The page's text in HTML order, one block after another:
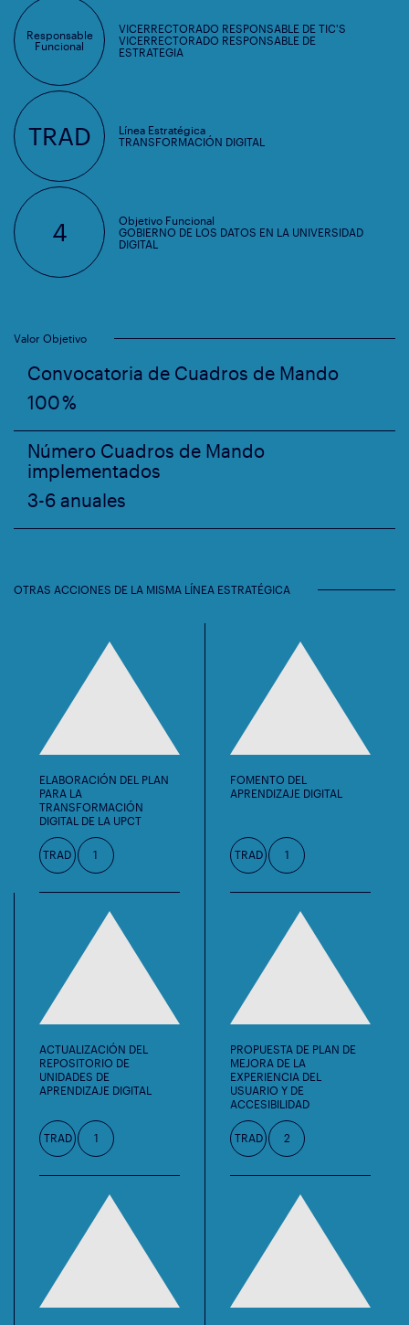
Responsable
Funcional
VICERRECTORADO RESPONSABLE DE TIC'S
VICERRECTORADO RESPONSABLE DE
ESTRATEGIA
TRAD
Línea Estratégica
TRANSFORMACIÓN DIGITAL
4
Objetivo Funcional
GOBIERNO DE LOS DATOS EN LA UNIVERSIDAD
DIGITAL
Valor Objetivo
Convocatoria de Cuadros de Mando
100 %
Número Cuadros de Mando
implementados
3-6 anuales
OTRAS ACCIONES DE LA MISMA LÍNEA ESTRATÉGICA
ELABORACIÓN DEL PLAN
PARA LA
TRANSFORMACIÓN
DIGITAL DE LA UPCT
TRAD 1
FOMENTO DEL
APRENDIZAJE DIGITAL
TRAD 1
ACTUALIZACIÓN DEL
REPOSITORIO DE
UNIDADES DE
APRENDIZAJE DIGITAL
TRAD 1
PROPUESTA DE PLAN DE
MEJORA DE LA
EXPERIENCIA DEL
USUARIO Y DE
ACCESIBILIDAD
TRAD 2